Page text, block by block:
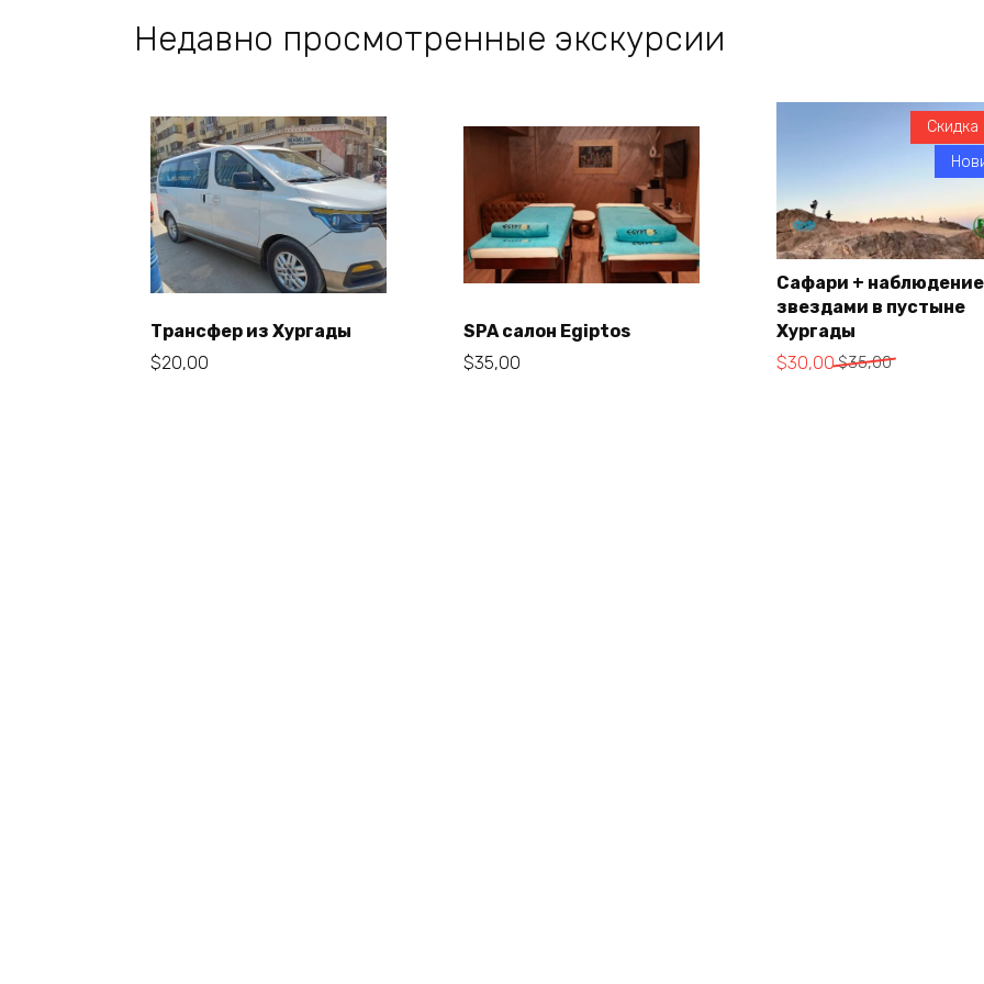
Недавно просмотренные экскурсии
Трансфер из Хургады
$20,00
SPA салон Egiptos
$35,00
Скидка
Сафари + наблюдение
звездами в пустыне
Хургады
$35,00
Первоначальная
$30,00
Текущая